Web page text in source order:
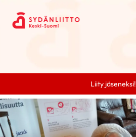
Liity jäseneksi!